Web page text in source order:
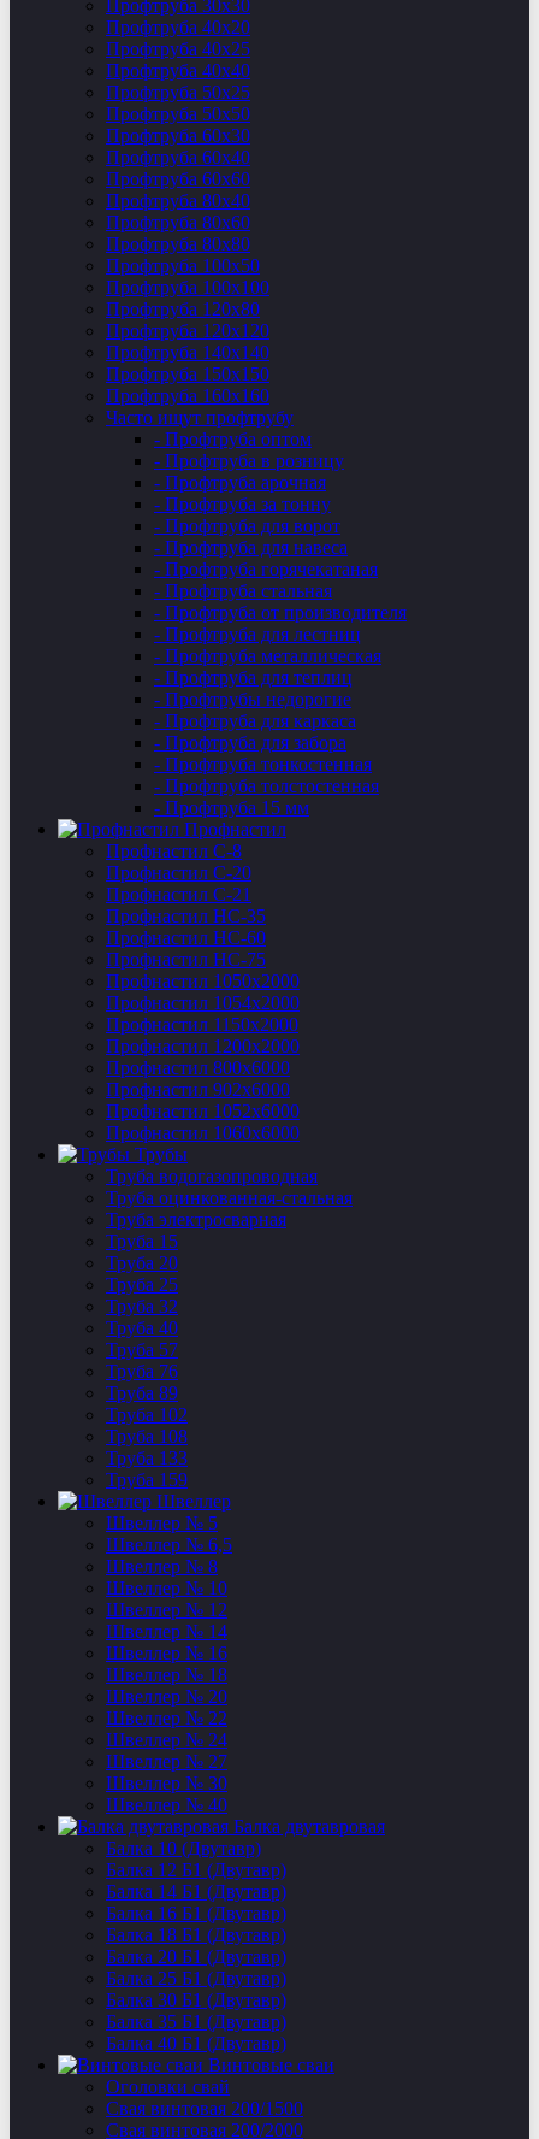
Профтруба 30х30
Профтруба 40х20
Профтруба 40х25
Профтруба 40х40
Профтруба 50х25
Профтруба 50х50
Профтруба 60х30
Профтруба 60х40
Профтруба 60х60
Профтруба 80х40
Профтруба 80х60
Профтруба 80х80
Профтруба 100х50
Профтруба 100х100
Профтруба 120х80
Профтруба 120х120
Профтруба 140х140
Профтруба 150х150
Профтруба 160х160
Часто ищут профтрубу
- Профтруба оптом
- Профтруба в розницу
- Профтруба арочная
- Профтруба за тонну
- Профтруба для ворот
- Профтруба для навеса
- Профтруба горячекатаная
- Профтруба стальная
- Профтруба от производителя
- Профтруба для лестниц
- Профтруба металлическая
- Профтруба для теплиц
- Профтрубы недорогие
- Профтруба для каркаса
- Профтруба для забора
- Профтруба тонкостенная
- Профтруба толстостенная
- Профтруба 15 мм
Профнастил
Профнастил C-8
Профнастил С-20
Профнастил C-21
Профнастил НС-35
Профнастил НС-60
Профнастил НС-75
Профнастил 1050х2000
Профнастил 1054х2000
Профнастил 1150х2000
Профнастил 1200х2000
Профнастил 800х6000
Профнастил 902х6000
Профнастил 1052х6000
Профнастил 1060х6000
Трубы
Труба водогазопроводная
Труба оцинкованная-стальная
Труба электросварная
Труба 15
Труба 20
Труба 25
Труба 32
Труба 40
Труба 57
Труба 76
Труба 89
Труба 102
Труба 108
Труба 133
Труба 159
Швеллер
Швеллер № 5
Швеллер № 6,5
Швеллер № 8
Швеллер № 10
Швеллер № 12
Швеллер № 14
Швеллер № 16
Швеллер № 18
Швеллер № 20
Швеллер № 22
Швеллер № 24
Швеллер № 27
Швеллер № 30
Швеллер № 40
Балка двутавровая
Балка 10 (Двутавр)
Балка 12 Б1 (Двутавр)
Балка 14 Б1 (Двутавр)
Балка 16 Б1 (Двутавр)
Балка 18 Б1 (Двутавр)
Балка 20 Б1 (Двутавр)
Балка 25 Б1 (Двутавр)
Балка 30 Б1 (Двутавр)
Балка 35 Б1 (Двутавр)
Балка 40 Б1 (Двутавр)
Винтовые сваи
Оголовки свай
Свая винтовая 200/1500
Свая винтовая 200/2000